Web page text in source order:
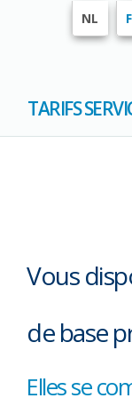
NL
TARIFS
Vous
de base
Elles se